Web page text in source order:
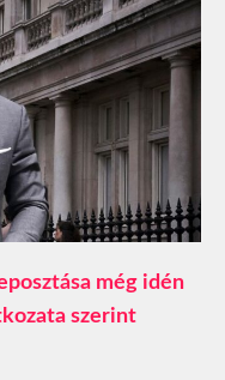
még idén
szerint